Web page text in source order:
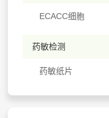
ECACC细胞
药敏检测
药敏纸片